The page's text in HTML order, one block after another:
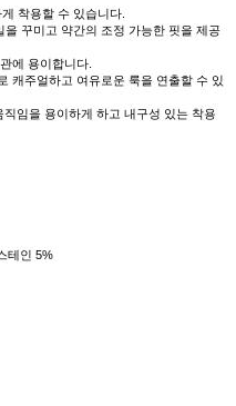
착용할 수 있습니다.
을 꾸미고 약간의 조정 가능한 핏을 제공
에 용이합니다.
캐주얼하고 여유로운 룩을 연출할 수 있
임을 용이하게 하고 내구성 있는 착용
테인 5%